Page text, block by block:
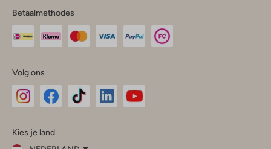
Betaalmethodes
Volg ons
InstagramFacebook
Kies je land